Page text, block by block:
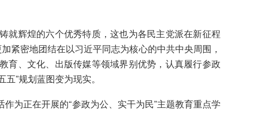
辉煌的六个优秀特质，这也为各民主党派在新征程
紧密地团结在以习近平同志为核心的中共中央周围，
育、文化、出版传媒等领域界别优势，认真履行参政
”规划蓝图变为现实。
正在开展的“参政为公、实干为民”主题教育重点学